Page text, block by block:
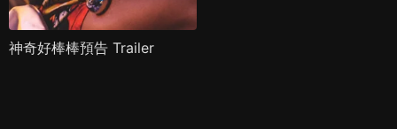
神奇好棒棒預告 Trailer